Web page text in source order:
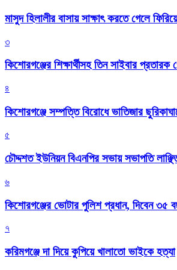
মাসুদ হিলালীর বাসায় সাক্ষাৎ করতে গেলে
৩
কিশোরগঞ্জের শিক্ষার্থীসহ তিন সাইবার
৪
কিশোরগঞ্জে সম্পত্তি বিরোধে ভাতিজার
৫
চৌদ্দশত ইউনিয়ন বিএনপির সভায় সভাপতি
৬
কিশোরগঞ্জের ভোটার পুলিশ প্রধান, দিবেন ৩৫
৭
করিমগঞ্জে দা দিয়ে কুপিয়ে খালাতো ভাইকে হত্যা